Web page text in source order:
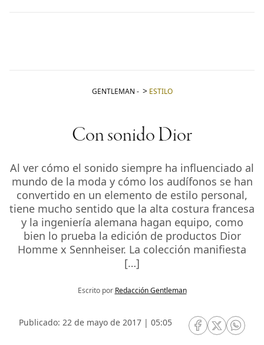
GENTLEMAN - ESTILO
Con sonido Dior
Al ver cómo el sonido siempre ha influenciado al
mundo de la moda y cómo los audífonos se han
convertido en un elemento de estilo personal,
tiene mucho sentido que la alta costura francesa
y la ingeniería alemana hagan equipo, como
bien lo prueba la edición de productos Dior
Homme x Sennheiser. La colección manifiesta
[…]
Escrito por Redacción Gentleman
Publicado: 22 de mayo de 2017 | 05:05
RRSS Facebook
RRSSRRSS